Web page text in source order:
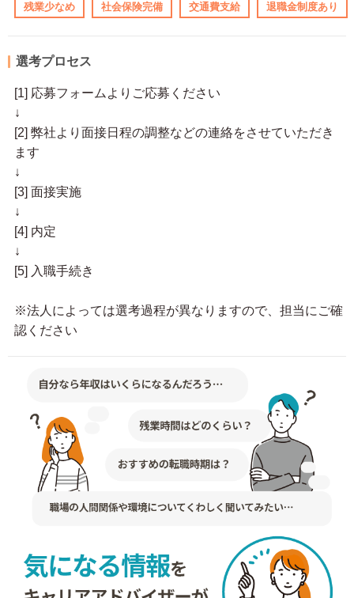
残業少なめ 社会保険完備 交通費支給 退職金制度あり
選考プロセス
[1] 応募フォームよりご応募ください
↓
[2] 弊社より面接日程の調整などの連絡をさせていただき
ます
↓
[3] 面接実施
↓
[4] 内定
↓
[5] 入職手続き
※法人によっては選考過程が異なりますので、担当にご確
認ください